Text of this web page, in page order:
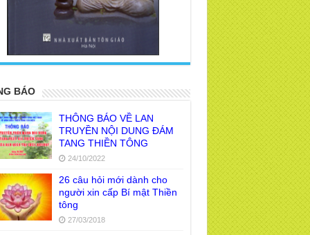
BÁO
THÔNG BÁO VỀ LAN
TRUYỀN NỘI DUNG ĐÁM
TANG THIỀN TÔNG
24/10/2022
26 câu hỏi mới dành cho
người xin cấp Bí mật Thiền
tông
27/03/2018